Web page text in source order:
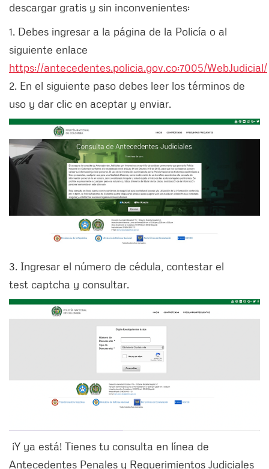
descargar gratis y sin inconvenientes:
1. Debes ingresar a la página de la Policía o al
siguiente enlace
https://antecedentes.policia.gov.co:7005/WebJudicial/
2. En el siguiente paso debes leer los términos de
uso y dar clic en aceptar y enviar.
3. Ingresar el número de cédula, contestar el
test captcha y consultar.
¡Y ya está! Tienes tu consulta en línea de
Antecedentes Penales y Requerimientos Judiciales